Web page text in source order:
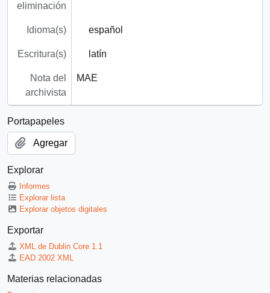
eliminación
Idioma(s) español
Escritura(s) latín
Nota del
archivista
MAE
Portapapeles
Agregar
Explorar
Informes
Explorar lista
Explorar objetos digitales
Exportar
XML de Dublin Core 1.1
EAD 2002 XML
Materias relacionadas